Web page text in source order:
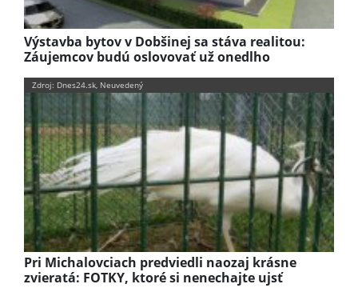
Výstavba bytov v Dobšinej sa stáva realitou:
Záujemcov budú oslovovať už onedlho
Zdroj: Dnes24.sk, Neuvedený
Pri Michalovciach predviedli naozaj krásne
zvieratá: FOTKY, ktoré si nenechajte ujsť